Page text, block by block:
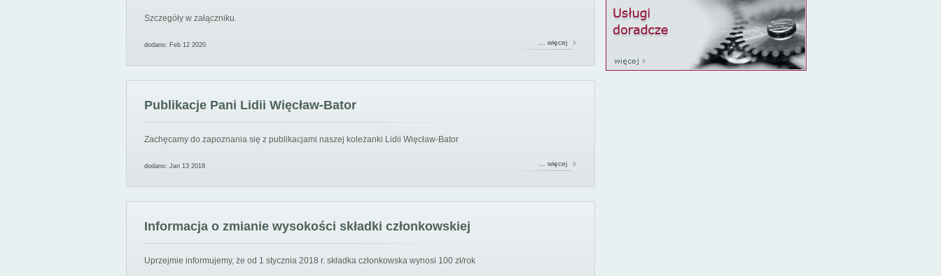
Szczegóły w załączniku.
dodano: Feb 12 2020 … więcej
Publikacje Pani Lidii Więcław-Bator
Zachęcamy do zapoznania się z publikacjami naszej koleżanki Lidii Więcław-Bator
dodano: Jan 13 2018 … więcej
Informacja o zmianie wysokości składki członkowskiej
Uprzejmie informujemy, że od 1 stycznia 2018 r. składka członkowska wynosi 100 zł/rok